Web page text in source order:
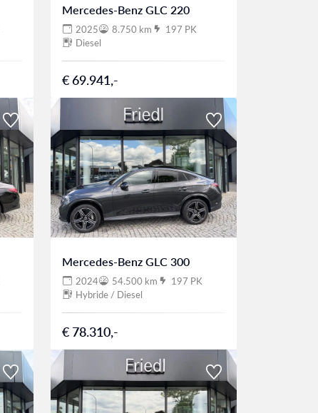
Mercedes-Benz GLC 220
2025 8.750 km
197 PK
Diesel
€ 69.941,-
Mercedes-Benz GLC 300
2024 54.500 km
197 PK
Hybride / Diesel
€ 78.310,-